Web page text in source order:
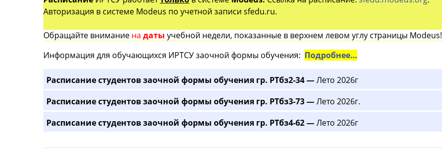
Авторизация в системе Modeus по учетной записи sfedu.ru.
Обращайте внимание на даты учебной недели, показанные в верхнем левом углу страницы Modeus!
Информация для обучающихся ИРТСУ заочной формы обучения: Подробнее…
Расписание студентов заочной формы обучения гр. РТбз2-34 —Лето 2026г
Расписание студентов заочной формы обучения гр. РТбз3-73 —Лето 2026г.
Расписание студентов заочной формы обучения гр. РТбз4-62 —Лето 2026г